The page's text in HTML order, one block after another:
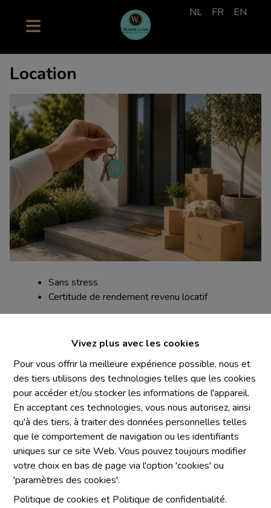
Vivez plus avec les cookies
Pour vous offrir la meilleure expérience possible, nous et
des tiers utilisons des technologies telles que les cookies
pour accéder et/ou stocker les informations de l'appareil.
En acceptant ces technologies, vous nous autorisez, ainsi
qu'à des tiers, à traiter des données personnelles telles
que le comportement de navigation ou les identifiants
uniques sur ce site Web. Vous pouvez toujours modifier
votre choix en bas de page via l'option 'cookies' ou
'paramètres des cookies'.
Politique de cookies et Politique de confidentialité.
NL FR EN
Location
Sans stress
Certitude de rendement revenu locatif
Mentions obligatoires
Chaque agence est juridiquement et financièrement
indépendante
SRL IMMO Water Lane - TVA BE 0755330288
Agrétion I.P.I. N° 510.423
RC professionnelle et cautionnement vis AXA Belgium
N° 730.390.160
Institut professionnel des agents immobiliers, rue du